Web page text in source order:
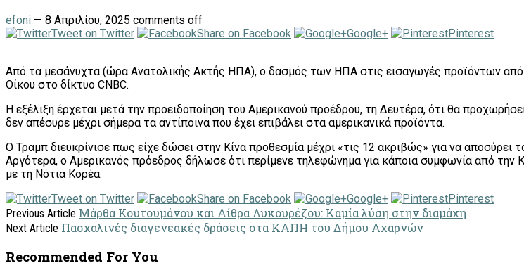
efoni — 8 Απριλίου, 2025 comments off
Tweet on Twitter
Share on Facebook Google+ Pinterest
Από τα μεσάνυχτα (ώρα Ανατολικής Ακτής ΗΠΑ), ο δασμός των ΗΠΑ στις εισαγωγές προϊόντων
Οίκου στο δίκτυο CNBC.
Η εξέλιξη έρχεται μετά την προειδοποίηση του Αμερικανού προέδρου, τη Δευτέρα, ότι θα
δεν απέσυρε μέχρι σήμερα τα αντίποινα που έχει επιβάλει στα αμερικανικά προϊόντα.
Ο Τραμπ διευκρίνισε πως είχε δώσει στην Κίνα προθεσμία μέχρι «τις 12 ακριβώς» για να
Αργότερα, ο Αμερικανός πρόεδρος δήλωσε ότι περίμενε τηλεφώνημα για κάποια συμφωνία από
με τη Νότια Κορέα.
Tweet on Twitter
Share on Facebook Google+
Pinterest
Previous Article Μάρθα Κουτουμάνου και Αίθρα Λυκουρέζου: Καμία λύση στην διαμάχη
Next Article Πασχαλινές διαγενεακές δράσεις στα ΚΑΠΗ του Δήμου Αχαρνών
Recommended For You